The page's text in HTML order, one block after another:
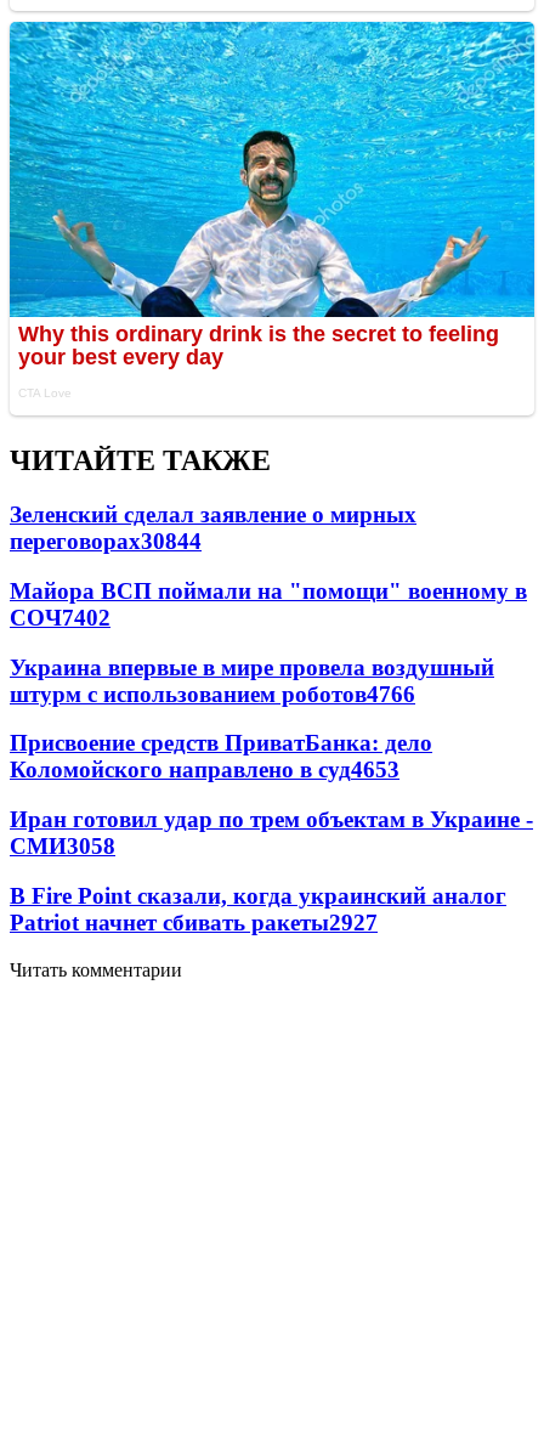
ЧИТАЙТЕ ТАКЖЕ
Зеленский сделал заявление о мирных
переговорах30844
Майора ВСП поймали на "помощи" военному в
СОЧ7402
Украина впервые в мире провела воздушный
штурм с использованием роботов4766
Присвоение средств ПриватБанка: дело
Коломойского направлено в суд4653
Иран готовил удар по трем объектам в Украине -
СМИ3058
В Fire Point сказали, когда украинский аналог
Patriot начнет сбивать ракеты2927
Читать комментарии